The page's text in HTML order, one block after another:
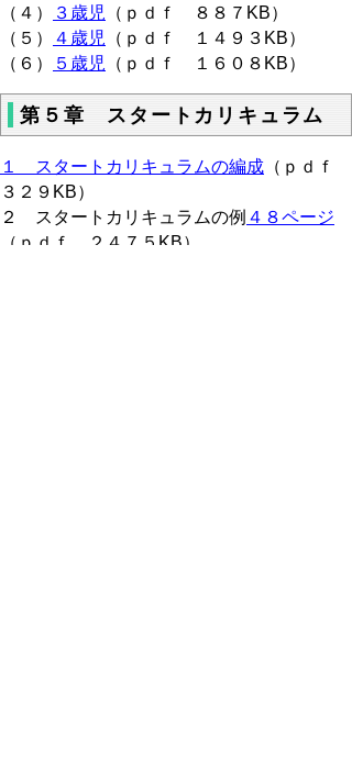
（４）
３歳児
（ｐｄｆ ８８７KB）
（５）
４歳児
（ｐｄｆ １４９３KB）
（６）
５歳児 （ｐｄｆ １６０８KB）
第５章 スタートカリキュラム
１ スタートカリキュラムの編成 （ｐｄｆ
３２９KB）
２ スタートカリキュラムの例 ４８ページ
（ｐｄｆ ２４７５KB）